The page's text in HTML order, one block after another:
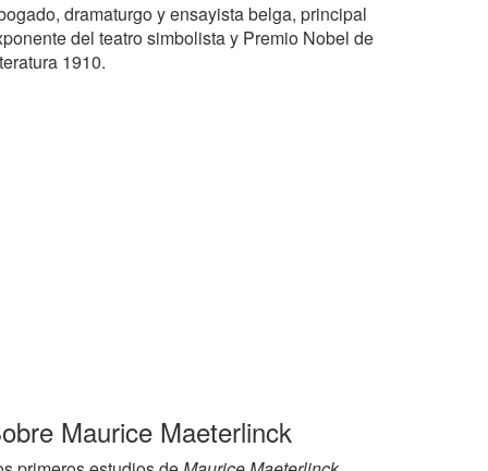
dramaturgo y ensayista belga, principal
del teatro simbolista y Premio Nobel de
1910.
Maurice Maeterlinck